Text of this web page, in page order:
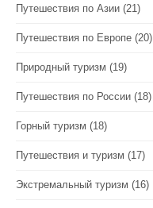
Путешествия по Азии (21)
Путешествия по Европе (20)
Природный туризм (19)
Путешествия по России (18)
Горный туризм (18)
Путешествия и туризм (17)
Экстремальный туризм (16)